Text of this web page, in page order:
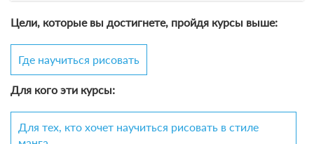
Цели, которые вы достигнете, пройдя курсы выше:
Где научиться рисовать
Для кого эти курсы:
Для тех, кто хочет научиться рисовать в стиле